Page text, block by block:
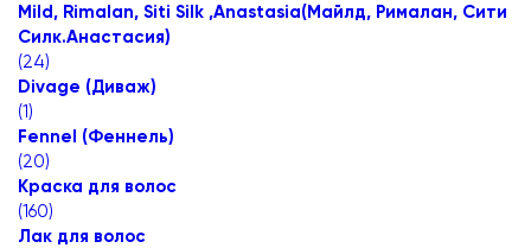
Mild, Rimalan, Siti Silk ,Anastasia(Майлд, Рималан, Сити
Силк.Анастасия)
(24)
Divage (Диваж)
(1)
Fennel (Феннель)
(20)
Краска для волос
(160)
Лак для волос